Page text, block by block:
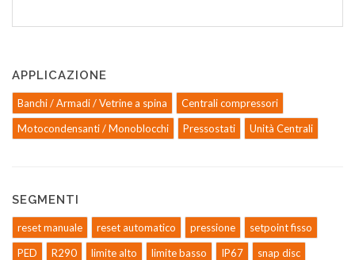
APPLICAZIONE
Banchi / Armadi / Vetrine a spina
Centrali compressori
Motocondensanti / Monoblocchi
Pressostati Unità Centrali
SEGMENTI
reset manuale reset automatico pressione
setpoint fisso
PED
R290 limite alto limite basso IP67 snap disc